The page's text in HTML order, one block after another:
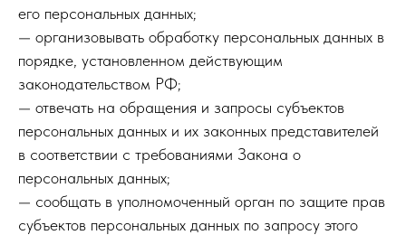
его персональных данных;
— организовывать обработку персональных данных в
порядке, установленном действующим
законодательством РФ;
— отвечать на обращения и запросы субъектов
персональных данных и их законных представителей
в соответствии с требованиями Закона о
персональных данных;
— сообщать в уполномоченный орган по защите прав
субъектов персональных данных по запросу этого